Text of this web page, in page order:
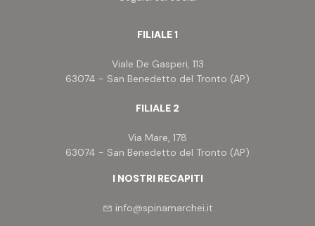
FILIALE 1
Viale De Gasperi, 113
63074 - San Benedetto del Tronto (AP)
FILIALE 2
Via Mare, 178
63074 - San Benedetto del Tronto (AP)
I NOSTRI RECAPITI
info@spinamarchei.it